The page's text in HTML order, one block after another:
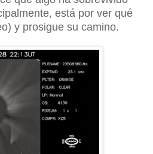
está por ver qué
y prosigue su camino.